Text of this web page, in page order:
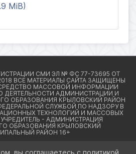
MiB)
вы соглашаетесь с политикой